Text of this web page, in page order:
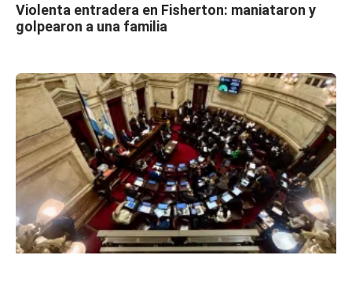
Violenta entradera en Fisherton: maniataron y
golpearon a una familia